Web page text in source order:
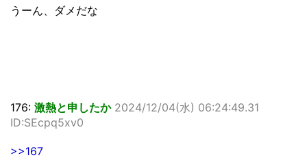
うーん、ダメだな
176: 激熱と申したか 2024/12/04(水) 06:24:49.31
ID:SEcpq5xv0
>>167